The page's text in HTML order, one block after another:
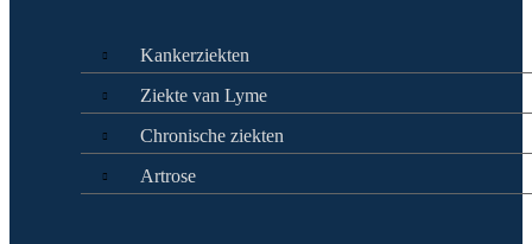
Kankerziekten
Ziekte van Lyme
Chronische ziekten
Artrose